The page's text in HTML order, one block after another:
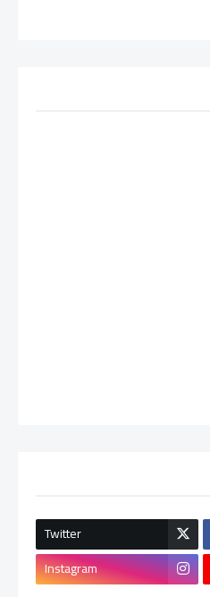
Twitter
Instagram